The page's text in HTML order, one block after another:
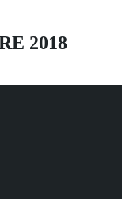
2018